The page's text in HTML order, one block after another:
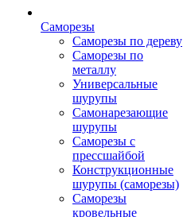
Саморезы
Саморезы по дереву
Саморезы по
металлу
Универсальные
шурупы
Самонарезающие
шурупы
Саморезы с
прессшайбой
Конструкционные
шурупы (саморезы)
Саморезы
кровельные